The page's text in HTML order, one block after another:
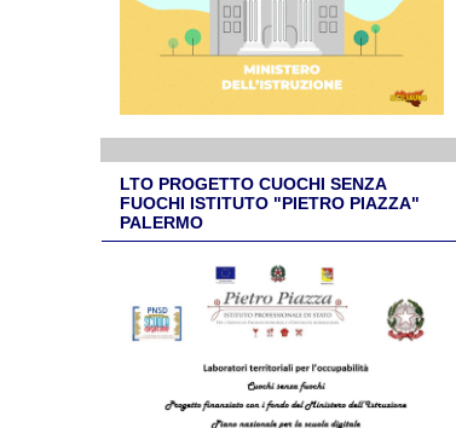
LTO PROGETTO CUOCHI SENZA
FUOCHI ISTITUTO "PIETRO PIAZZA"
PALERMO